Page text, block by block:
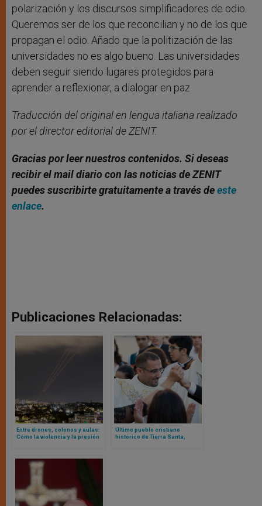
polarización y los discursos simplificadores de odio.
Queremos ser de los que reconcilian y no de los que
propagan el odio. Añado que la politización de las
universidades no es algo bueno. Las universidades
deben seguir siendo lugares protegidos para
aprender a reflexionar, a dialogar en paz.
Traducción del original en lengua italiana realizado
por el director editorial de ZENIT.
Gracias por leer nuestros contenidos. Si deseas
recibir el mail diario con las noticias de ZENIT
puedes suscribirte gratuitamente a través deeste
enlace.
Publicaciones Relacionadas:
Entre drones, colonos y aulas:
Cómo la violencia y la presión
palestina
Último pueblo cristiano
histórico de Tierra Santa,